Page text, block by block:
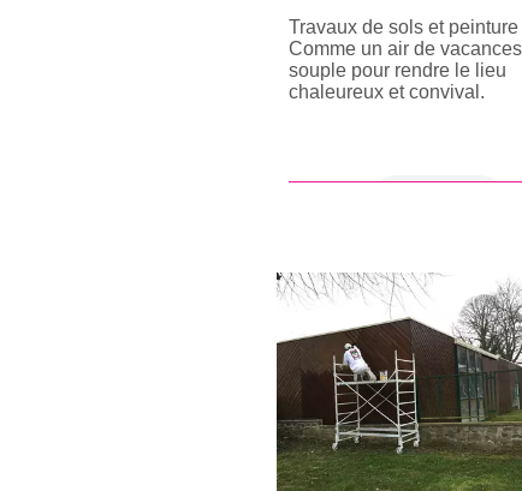
Travaux de sols et peinture
Comme un air de
souple pour rendre le lieu
chaleureux et convival.